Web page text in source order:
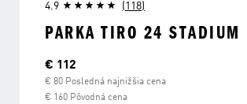
4.9 (118)
PARKA TIRO 24 STADIUM
Aktuálna cena
€ 112
€ 80 Posledná najnižšia cena
€ 160 Pôvodná cena